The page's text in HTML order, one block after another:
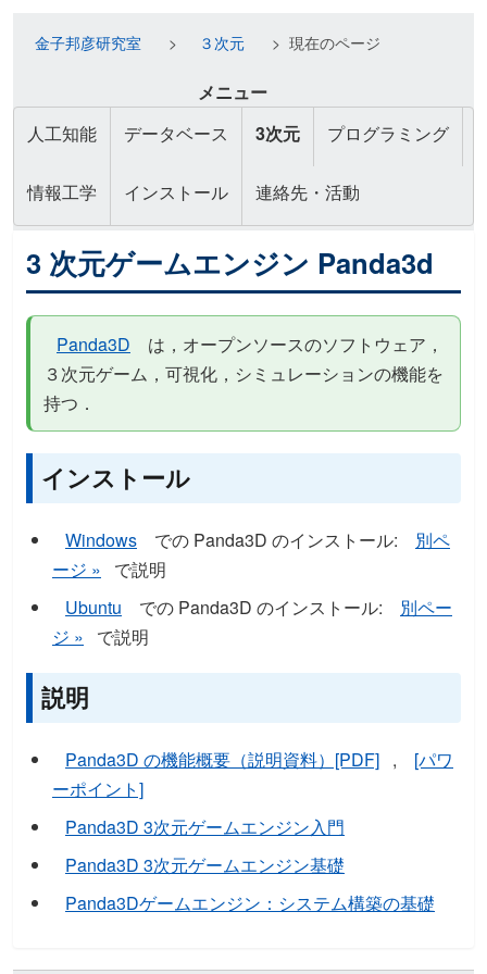
金子邦彦研究室 ３次元 現在のページ
メニュー
人工知能
データベース 3次元 プログラミング
情報工学 インストール 連絡先・活動
3 次元ゲームエンジン Panda3d
Panda3D
は，オープンソースのソフトウェア，
３次元ゲーム，可視化，シミュレーションの機能を
持つ．
インストール
Windows での Panda3D のインストール:
別ペ
ージ »
で説明
Ubuntu
での Panda3D のインストール:
別ペー
ジ »
で説明
説明
Panda3D の機能概要（説明資料）[PDF] ,
[パワ
ーポイント]
Panda3D 3次元ゲームエンジン入門
Panda3D 3次元ゲームエンジン基礎
Panda3Dゲームエンジン：システム構築の基礎